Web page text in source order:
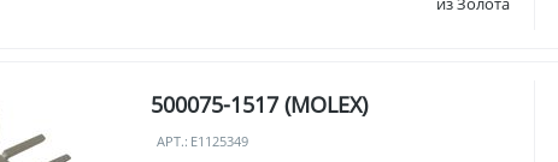
500075-1517 (MOLEX)
АРТ.: E1125349